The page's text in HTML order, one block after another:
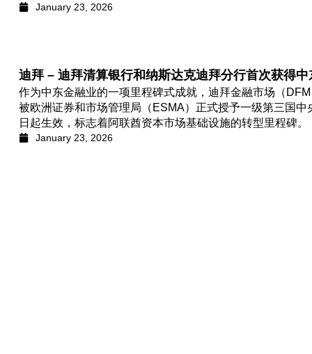
January 23, 2026
迪拜 – 迪拜清算银行和纳斯达克迪拜分行首次获得
作为中东金融业的一项里程碑式成就，迪拜金融市场（
被欧洲证券和市场管理局（ESMA）正式授予一级第三国
日起生效，标志着阿联酋资本市场基础设施的转型里程碑。
January 23, 2026